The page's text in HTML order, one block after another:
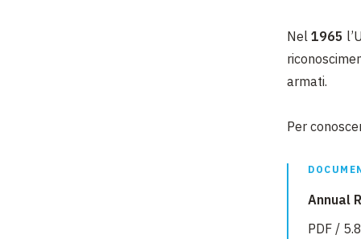
Nel 1965
armati.
Per
Annual
PDF /